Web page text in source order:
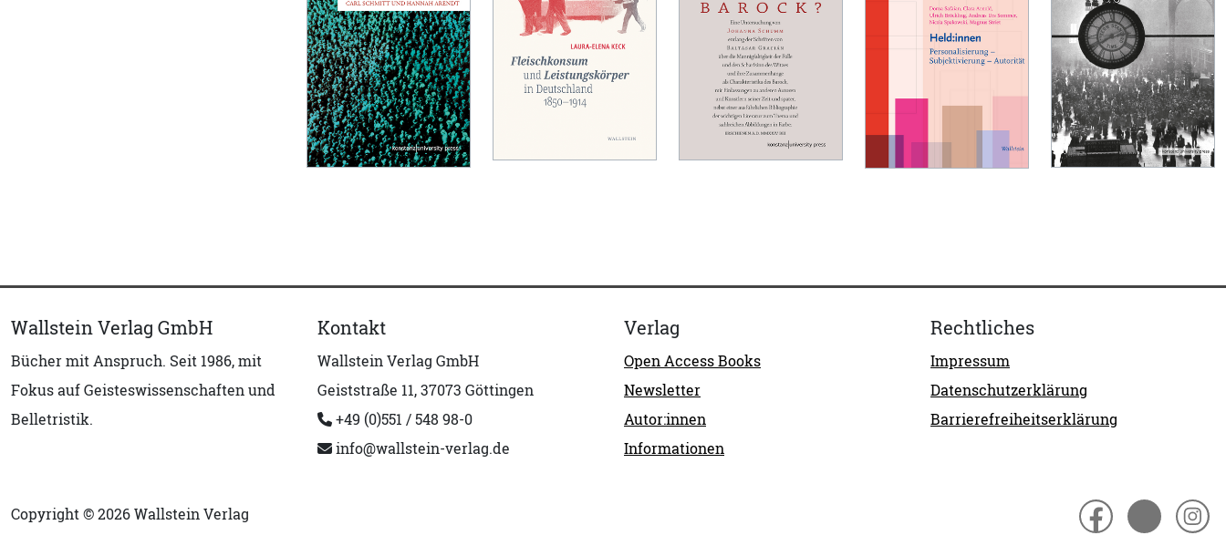
Wallstein Verlag GmbH
Bücher mit Anspruch. Seit 1986, mit
Fokus auf Geisteswissenschaften und
Belletristik.
Kontakt
Wallstein Verlag GmbH
Geiststraße 11, 37073 Göttingen
+49 (0)551 / 548 98-0
info@wallstein-verlag.de
Verlag
Open Access Books
Newsletter
Autor:innen
Informationen
Rechtliches
Impressum
Datenschutzerklärung
Barrierefreiheitserklärung
Copyright © 2026 Wallstein Verlag